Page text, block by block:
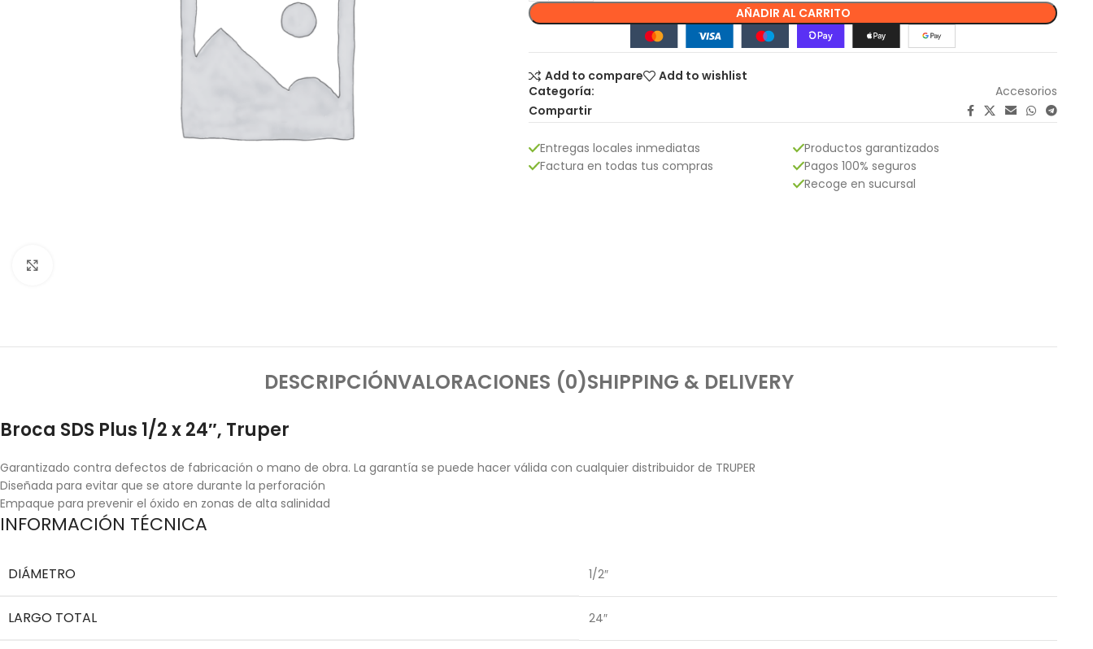
AÑADIR AL CARRITO
Add to compare
Add to wishlist
Categoría:
Accesorios
Compartir
Entregas locales inmediatas
Factura en todas tus compras
Productos garantizados
Pagos 100% seguros
Recoge en sucursal
DESCRIPCIÓNVALORACIONES (0)SHIPPING & DELIVERY
Broca SDS Plus 1/2 x 24″, Truper
Garantizado contra defectos de fabricación o mano de obra. La garantía se puede hacer válida con cualquier distribuidor de TRUPER
Diseñada para evitar que se atore durante la perforación
Empaque para prevenir el óxido en zonas de alta salinidad
INFORMACIÓN TÉCNICA
DIÁMETRO 1/2″
LARGO TOTAL 24″